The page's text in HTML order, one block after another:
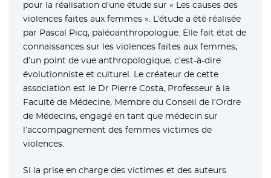
pour la réalisation d’une étude sur « Les causes des
violences faites aux femmes ». L’étude a été réalisée
par Pascal Picq, paléoanthropologue. Elle fait état de
connaissances sur les violences faites aux femmes,
d’un point de vue anthropologique, c’est-à-dire
évolutionniste et culturel. Le créateur de cette
association est le Dr Pierre Costa, Professeur à la
Faculté de Médecine, Membre du Conseil de l’Ordre
de Médecins, engagé en tant que médecin sur
l’accompagnement des femmes victimes de
violences.
Si la prise en charge des victimes et des auteurs